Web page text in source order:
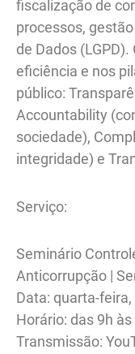
fiscalização de
processos,
de Dados
eficiência e nos
público:
Accountability
sociedade),
integridade) e
Serviço:
Seminário
Anticorrupção |
Data: quarta-
Horário: das 9h às
Transmissão: